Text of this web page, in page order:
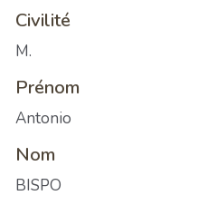
Civilité
M.
Prénom
Antonio
Nom
BISPO